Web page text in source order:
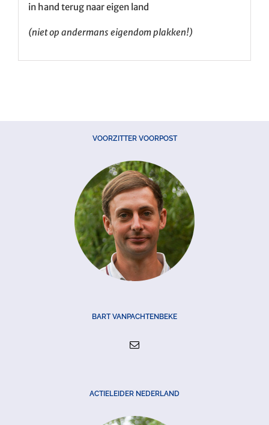
in hand terug naar eigen land
(niet op andermans eigendom plakken!)
VOORZITTER VOORPOST
BART VANPACHTENBEKE
ACTIELEIDER NEDERLAND